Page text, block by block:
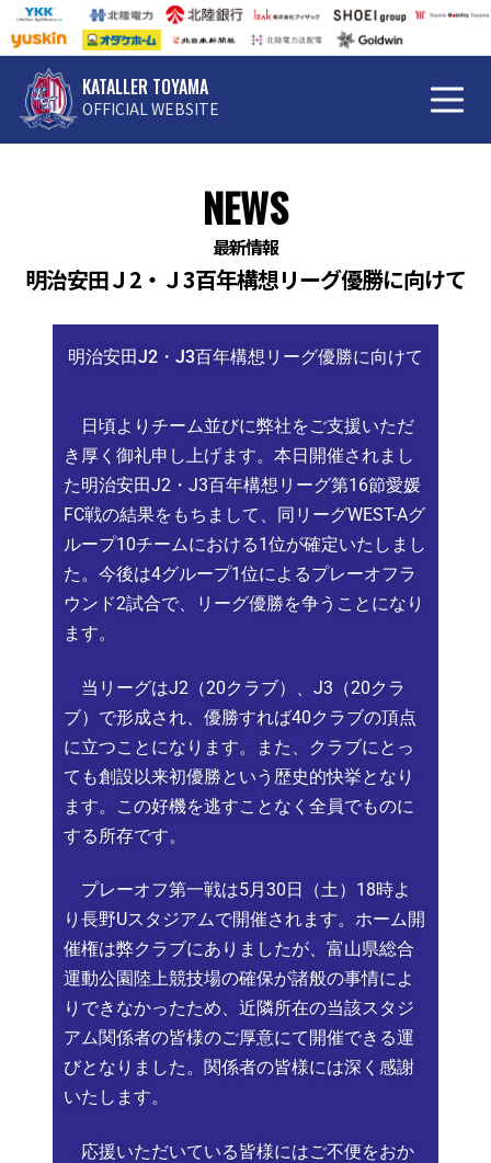
KATALLER TOYAMA
OFFICIAL WEBSITE
NEWS
最新情報
明治安田Ｊ2・Ｊ3百年構想リーグ優勝に向けて
明治安田J2・J3百年構想リーグ優勝に向けて
日頃よりチーム並びに弊社をご支援いただ
き厚く御礼申し上げます。本日開催されまし
た明治安田J2・J3百年構想リーグ第16節愛媛
FC戦の結果をもちまして、同リーグWEST-Aグ
ループ10チームにおける1位が確定いたしまし
た。今後は4グループ1位によるプレーオフラ
ウンド2試合で、リーグ優勝を争うことになり
ます。
当リーグはJ2（20クラブ）、J3（20クラ
ブ）で形成され、優勝すれば40クラブの頂点
に立つことになります。また、クラブにとっ
ても創設以来初優勝という歴史的快挙となり
ます。この好機を逃すことなく全員でものに
する所存です。
プレーオフ第一戦は5月30日（土）18時よ
り長野Uスタジアムで開催されます。ホーム開
催権は弊クラブにありましたが、富山県総合
運動公園陸上競技場の確保が諸般の事情によ
りできなかったため、近隣所在の当該スタジ
アム関係者の皆様のご厚意にて開催できる運
びとなりました。関係者の皆様には深く感謝
いたします。
応援いただいている皆様にはご不便をおか